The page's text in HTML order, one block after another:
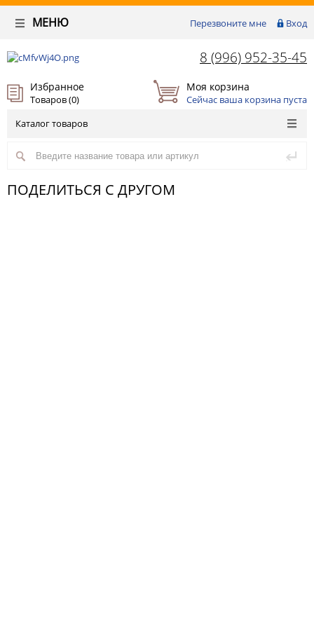
Перезвоните мне Вход
МЕНЮ
8 (996) 952-35-45
Избранное
Товаров (0)
Моя корзина
Сейчас ваша корзина пуста
Каталог товаров
ПОДЕЛИТЬСЯ С ДРУГОМ